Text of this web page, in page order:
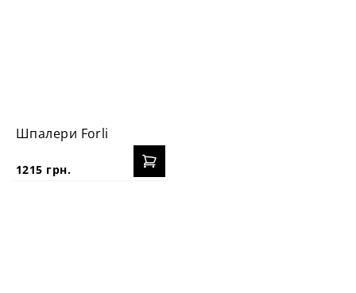
Шпалери Forli
1215 грн.